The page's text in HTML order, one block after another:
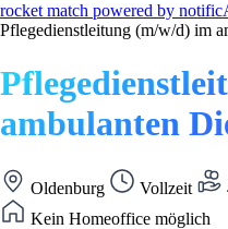
rocket match powered by
Pflegedienstleitung (m/w/d) im
ambulanten
Oldenburg Vollzeit
Kein Homeoffice möglich